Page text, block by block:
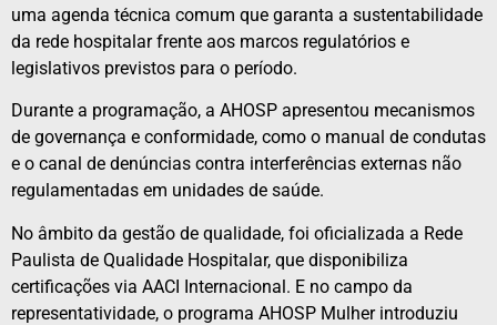
uma agenda técnica comum que garanta a sustentabilidade
da rede hospitalar frente aos marcos regulatórios e
legislativos previstos para o período.
Durante a programação, a AHOSP apresentou mecanismos
de governança e conformidade, como o manual de condutas
e o canal de denúncias contra interferências externas não
regulamentadas em unidades de saúde.
No âmbito da gestão de qualidade, foi oficializada a Rede
Paulista de Qualidade Hospitalar, que disponibiliza
certificações via AACI Internacional. E no campo da
representatividade, o programa AHOSP Mulher introduziu